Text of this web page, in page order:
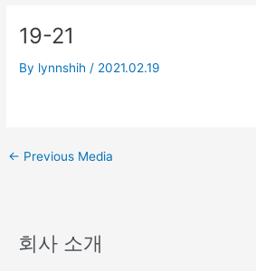
19-21
By lynnshih / 2021.02.19
navigation
← Previous Media
회사 소개